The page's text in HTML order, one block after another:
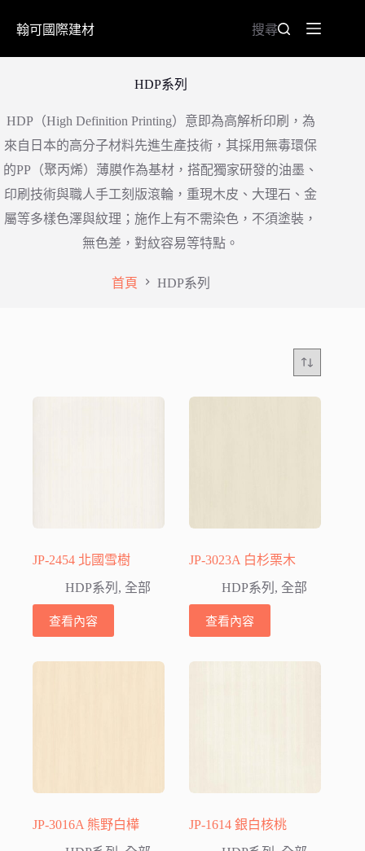
翰可國際建材 搜尋
HDP系列
HDP（High Definition Printing）意即為高解析印刷，為
來自日本的高分子材料先進生產技術，其採用無毒環保
的PP（聚丙烯）薄膜作為基材，搭配獨家研發的油墨、
印刷技術與職人手工刻版滾輪，重現木皮、大理石、金
屬等多樣色澤與紋理；施作上有​不需染色，不須塗裝，
無色差，對紋容易等特點。
首頁 HDP系列
JP-2454 北國雪樹
HDP系列 , 全部
查看內容
JP-3023A 白杉栗木
HDP系列 , 全部
查看內容
JP-3016A 熊野白樺
JP-1614 銀白核桃